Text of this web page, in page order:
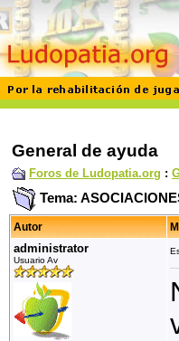
General de ayuda
Foros de Ludopatia.org :
Tema:
Autor
administrator
Usuario Av